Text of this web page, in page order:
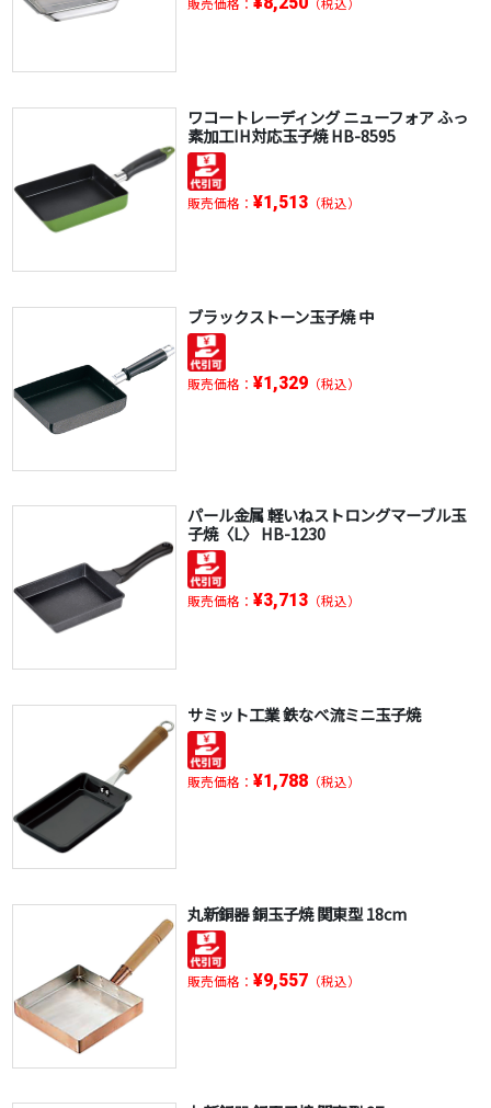
販売価格： （税込）
ワコートレーディング ニューフォア ふっ
素加工IH対応玉子焼 HB-8595
販売価格： ¥1,513（税込）
ブラックストーン玉子焼 中
販売価格： ¥1,329（税込）
パール金属 軽いねストロングマーブル玉
子焼〈L〉 HB-1230
販売価格： ¥3,713（税込）
サミット工業 鉄なべ流ミニ玉子焼
販売価格： ¥1,788（税込）
丸新銅器 銅玉子焼 関東型 18cm
販売価格： ¥9,557（税込）